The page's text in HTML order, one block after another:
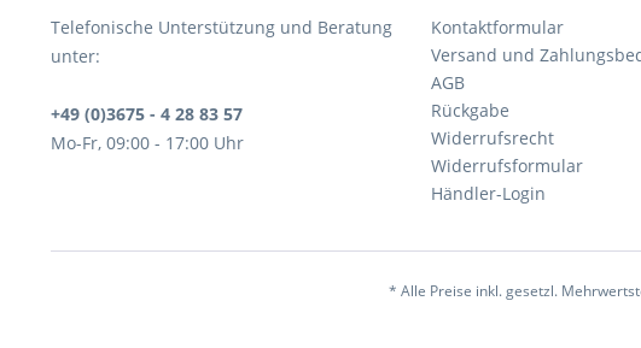
Telefonische Unterstützung und Beratung
unter:
+49 (0)3675 - 4 28 83 57
Mo-Fr, 09:00 - 17:00 Uhr
Kontaktformular
Versand und
AGB
Rückgabe
Widerrufsrecht
Widerrufsformular
Händler-Login
* Alle Preise inkl. gesetzl.